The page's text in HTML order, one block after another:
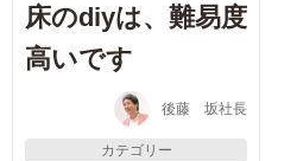
床のdiyは、難易度
高いです
後藤 坂社長
カテゴリー